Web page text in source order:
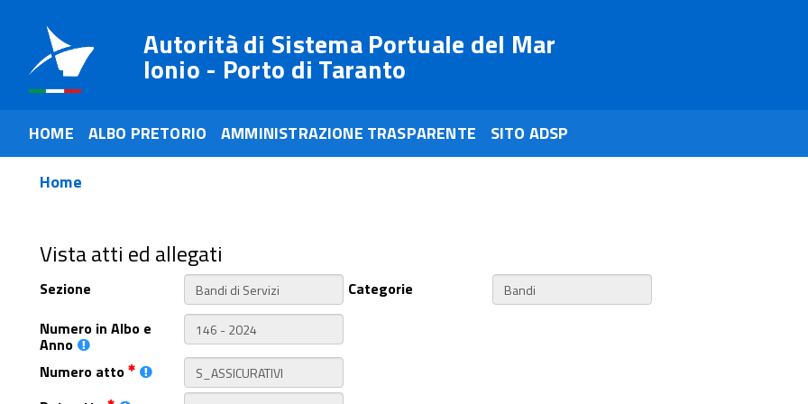
Autorità di Sistema Portuale del Mar
Ionio - Porto di Taranto
HOME ALBO PRETORIO AMMINISTRAZIONE TRASPARENTE
SITO ADSP
Home
Vista atti ed allegati
Sezione
Categorie
Numero in Albo e
Anno
Numero atto